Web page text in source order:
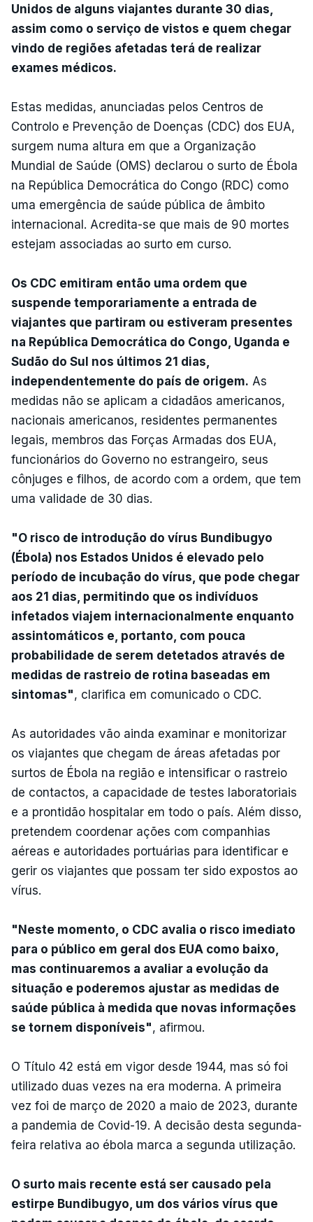
Unidos de alguns viajantes durante 30 dias,
assim como o serviço de vistos e quem chegar
vindo de regiões afetadas terá de realizar
exames médicos.
Estas medidas, anunciadas pelos Centros de
Controlo e Prevenção de Doenças (CDC) dos EUA,
surgem numa altura em que a Organização
Mundial de Saúde (OMS) declarou o surto de Ébola
na República Democrática do Congo (RDC) como
uma emergência de saúde pública de âmbito
internacional. Acredita-se que mais de 90 mortes
estejam associadas ao surto em curso.
Os CDC emitiram então uma ordem que
suspende temporariamente a entrada de
viajantes que partiram ou estiveram presentes
na República Democrática do Congo, Uganda e
Sudão do Sul nos últimos 21 dias,
independentemente do país de origem. As
medidas não se aplicam a cidadãos americanos,
nacionais americanos, residentes permanentes
legais, membros das Forças Armadas dos EUA,
funcionários do Governo no estrangeiro, seus
cônjuges e filhos, de acordo com a ordem, que tem
uma validade de 30 dias.
"O risco de introdução do vírus Bundibugyo
(Ébola) nos Estados Unidos é elevado pelo
período de incubação do vírus, que pode chegar
aos 21 dias, permitindo que os indivíduos
infetados viajem internacionalmente enquanto
assintomáticos e, portanto, com pouca
probabilidade de serem detetados através de
medidas de rastreio de rotina baseadas em
sintomas", clarifica em comunicado o CDC.
As autoridades vão ainda examinar e monitorizar
os viajantes que chegam de áreas afetadas por
surtos de Ébola na região e intensificar o rastreio
de contactos, a capacidade de testes laboratoriais
e a prontidão hospitalar em todo o país. Além disso,
pretendem coordenar ações com companhias
aéreas e autoridades portuárias para identificar e
gerir os viajantes que possam ter sido expostos ao
vírus.
"Neste momento, o CDC avalia o risco imediato
para o público em geral dos EUA como baixo,
mas continuaremos a avaliar a evolução da
situação e poderemos ajustar as medidas de
saúde pública à medida que novas informações
se tornem disponíveis", afirmou.
O Título 42 está em vigor desde 1944, mas só foi
utilizado duas vezes na era moderna. A primeira
vez foi de março de 2020 a maio de 2023, durante
a pandemia de Covid-19. A decisão desta segunda-
feira relativa ao ébola marca a segunda utilização.
O surto mais recente está ser causado pela
estirpe Bundibugyo, um dos vários vírus que